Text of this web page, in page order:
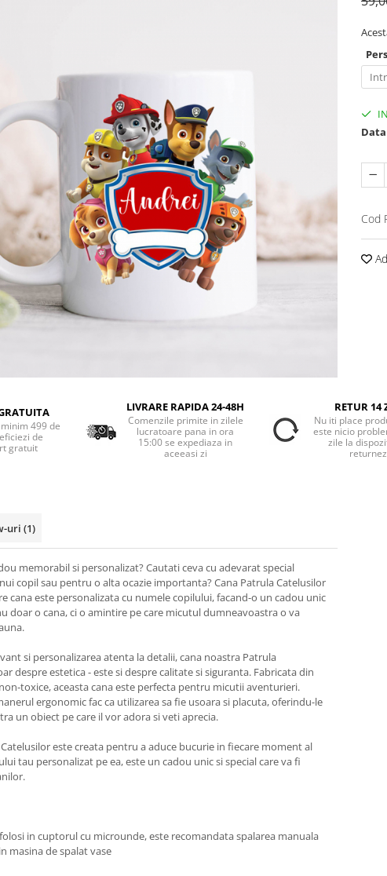
Cod
499 de
de
gratuit
LIVRARE RAPIDA 24-48H
Comenzile primite in zilele
lucratoare pana in ora
15:00 se expediaza in
aceeasi zi
RETUR 14
Nu iti place
este nicio
zile la
uri (1)
memorabil si personalizat? Cautati ceva cu adevarat special
copil sau pentru o alta ocazie importanta? Cana Patrula Catelusilor
cana este personalizata cu numele copilului, facand-o un cadou unic
doar o cana, ci o amintire pe care micutul dumneavoastra o va
si personalizarea atenta la detalii, cana noastra Patrula
despre estetica - este si despre calitate si siguranta. Fabricata din
toxice, aceasta cana este perfecta pentru micutii aventurieri.
ergonomic fac ca utilizarea sa fie usoara si placuta, oferindu-le
un obiect pe care il vor adora si veti aprecia.
este creata pentru a aduce bucurie in fiecare moment al
tau personalizat pe ea, este un cadou unic si special care va fi
in cuptorul cu microunde, este recomandata spalarea manuala
masina de spalat vase